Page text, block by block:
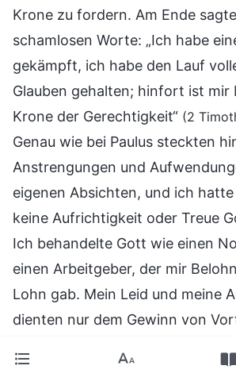
Krone zu fordern. Am Ende
schamlosen Worte: „Ich habe
gekämpft, ich habe den Lauf
Glauben gehalten; hinfort ist mir
Krone der Gerechtigkeit“ (2
Genau wie bei Paulus steckten
Anstrengungen und
eigenen Absichten, und ich
keine Aufrichtigkeit oder Treue
Ich behandelte Gott wie einen
einen Arbeitgeber, der mir
Lohn gab. Mein Leid und meine
dienten nur dem Gewinn von
auszunutzen. Das ist für Gott